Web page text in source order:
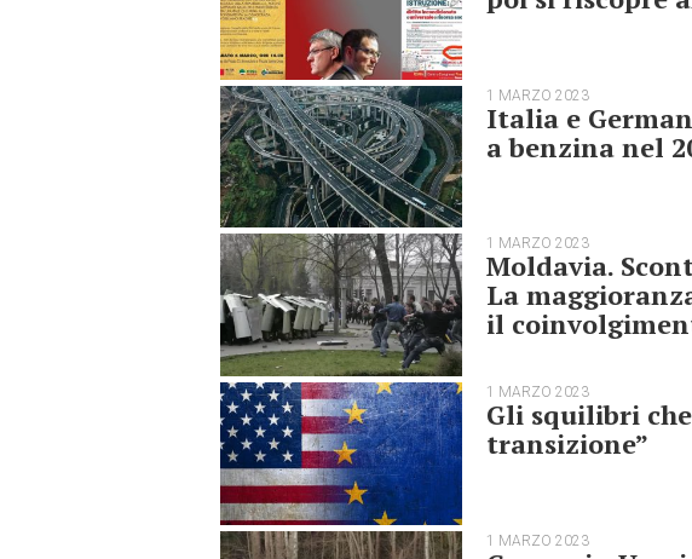
1 MARZO 2023
Italia e
a benzina nel
1 MARZO 2023
Moldavia.
La
il
1 MARZO 2023
Gli squilibri
transizione”
1 MARZO 2023